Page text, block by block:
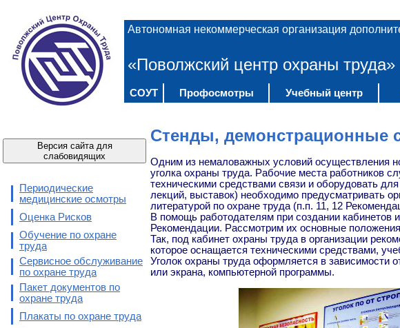
Автономная некоммерческая организация
«Поволжский центр охраны труда»
СОУТ Профосмотры Учебный центр
Версия сайта для
слабовидящих
Периодические
медицинские осмотры
Оценка Рисков
Обучение по охране
труда
Сервисное обслуживание
по охране труда
Пакет документов по
охране труда
Плакаты по охране труда
Стенды, демонстрационные
Одним из немаловажных условий осуществления
уголка охраны труда. Рабочие места работников
техническими средствами связи и оборудовать
лекций, выставок) необходимо предусматривать
литературой по охране труда (п.п. 11, 12
В помощь работодателям при создании
Рекомендации. Рассмотрим их основные
Так, под кабинет охраны труда в организации
которое оснащается техническими средствами,
Уголок охраны труда оформляется в
или экрана, компьютерной программы.